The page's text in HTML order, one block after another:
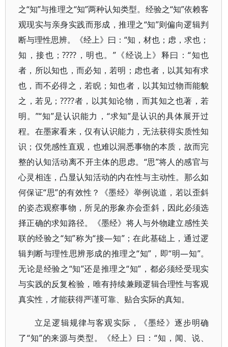
之“知”与推理之“知”两种认知类型。经验之“知”依赖客
观现实与亲身实践而形成，推理之“知”则偏向逻辑判
断与理性思辨。《经上》曰：“知，材也；虑，求也；
知，接也；????，明也。”《经说上》释曰：“知也
者，所以知也，而必知，若明；虑也者，以其知有求
也，而不必得之，若睨；知也者，以其知过物而能貌
之，若见；????者，以其知论物，而其知之也著，若
明。”“知”是认识能力，“求知”是认识的具体展开过
程。在墨家看来，仅有认识能力，无法获得实质性知
识；仅凭感性直观，也难以洞悉事物的本质，故而完
整的认知活动离不开主体的思虑。“思”将人的感官与
心灵相连，凸显认知活动的内在性与主动性。那么如
何保证“思”的有效性？《墨经》举例说道，若以歪斜
的姿态观察事物，所见的形象亦会歪斜，因此必须选
择正确的求知路径。《墨经》将人与外物建立感性关
联的经验之“知”称为“接—知”；在此基础上，通过逻
辑判断与理性思辨形成的推理之“知”，即“明—知”。
无论是经验之“知”还是推理之“知”，都必须经受现实
与实践的反复检验，唯有持续兼顾逻辑合理性与客观
真实性，才能获得严谨可靠、贴合实际的真知。
立足逻辑规律与客观实际，《墨经》逐步明确
了“知”的来源与类型。《经上》曰：“知，闻、说、